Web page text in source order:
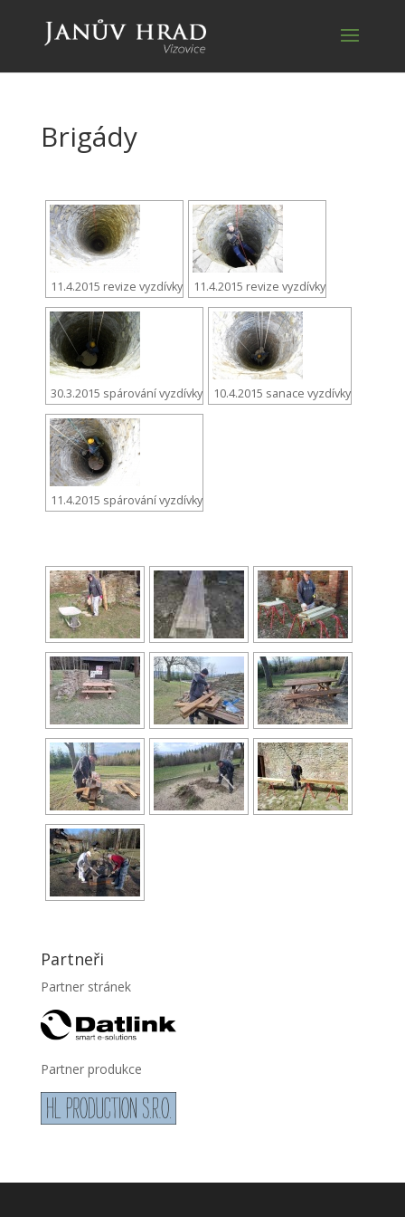
Brigády
11.4.2015 revize vyzdívky 11.4.2015 revize vyzdívky
30.3.2015 spárování vyzdívky 10.4.2015 sanace vyzdívky
11.4.2015 spárování vyzdívky
Partneři
Partner stránek
Partner produkce